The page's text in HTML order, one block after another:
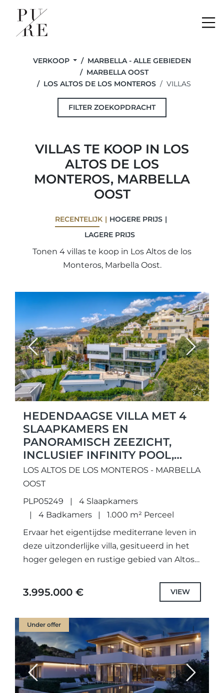
VERKOOP
MARBELLA - ALLE GEBIEDEN
MARBELLA OOST
LOS ALTOS DE LOS MONTEROS
VILLAS
FILTER ZOEKOPDRACHT
VILLAS TE KOOP IN LOS
ALTOS DE LOS
MONTEROS, MARBELLA
OOST
RECENTELIJK
HOGERE PRIJS
LAGERE PRIJS
Tonen 4 villas te koop in Los Altos de los
Monteros, Marbella Oost.
Previous Next
HEDENDAAGSE VILLA MET 4
SLAAPKAMERS EN
PANORAMISCH ZEEZICHT,
INCLUSIEF INFINITY POOL,
GELEGEN IN ALTOS DE LOS
MONTEROS, OOST-MARBELLA
LOS ALTOS DE LOS MONTEROS - MARBELLA
OOST
PLP05249
4 Slaapkamers
4 Badkamers
1.000 m² Perceel
Ervaar het eigentijdse mediterrane leven in
deze uitzonderlijke villa, gesitueerd in het
hoger gelegen en rustige gebied van Altos
woning combineert moderne architectuur
3.995.000 € VIEW
Under offer
Previous Next